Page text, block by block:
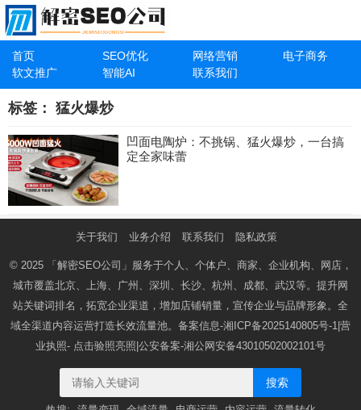
首页 SEO优化 网络营销
电子商务
软文推广
智能AI 联系我们
标签： 猛火爆炒
凹面电陶炉：不挑锅、猛火爆炒，一台搞
定全家味蕾
关于我们 业务介绍 联系我们 隐私政策
© 2025 「解密SEO公司」 服务于个人、个体户、商家、企业机构、网店，
城市覆盖北京、上海、广州、深圳、长沙、杭州、成都、武汉等。提升网
站关键词排名，拓宽企业渠道，增加店铺销量，宣传企业与品牌形象。全
域全渠道内容运营打造长效流量池。备案信息-湘ICP备2025140805号-1 |营
业执照- 点击验照亮照 |公安备案-湘公网安备43010502002101号
搜索